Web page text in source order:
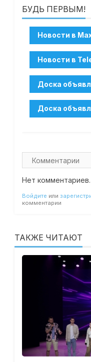
БУДЬ ПЕРВЫМ!
Нет
Войдите или
комментарии
ТАКЖЕ ЧИТАЮТ